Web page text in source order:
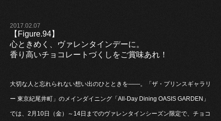
2017.02.07
【Figure.94】
心ときめく、ヴァレンタインデーに。
香り高いチョコレートづくしをご賞味あれ！
大切な人と忘れられない想い出のひとときを――。「ザ・プリンスギャラリ
ー 東京紀尾井町」のメインダイニング「All-Day Dining OASIS GARDEN」
では、2月10日（金）～14日までのヴァレンタインシーズン限定で、チョコ